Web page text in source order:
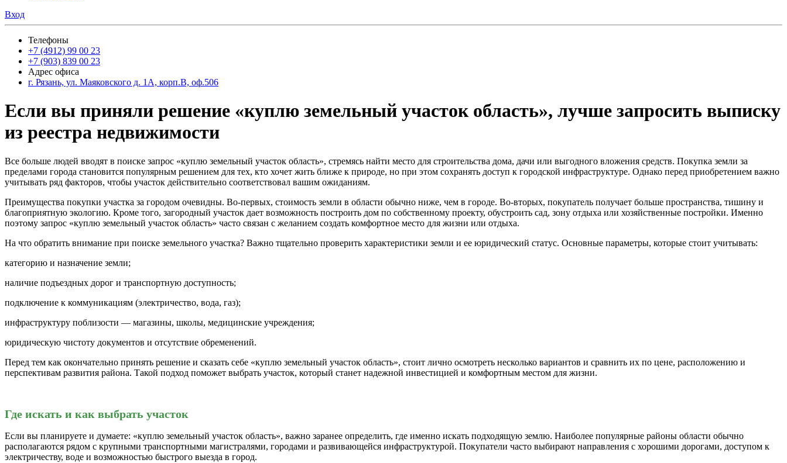
Вход
Телефоны
+7 (4912) 99 00 23
+7 (903) 839 00 23
Адрес офиса
г. Рязань, ул. Маяковского д. 1А, корп.В, оф.506
Если вы приняли решение «куплю земельный участок область», лучше запросить выписку
из реестра недвижимости
Все больше людей вводят в поиске запрос «куплю земельный участок область», стремясь найти место для строительства дома, дачи или выгодного вложения средств. Покупка земли за
пределами города становится популярным решением для тех, кто хочет жить ближе к природе, но при этом сохранять доступ к городской инфраструктуре. Однако перед приобретением важно
учитывать ряд факторов, чтобы участок действительно соответствовал вашим ожиданиям.
Преимущества покупки участка за городом очевидны. Во‑первых, стоимость земли в области обычно ниже, чем в городе. Во‑вторых, покупатель получает больше пространства, тишину и
благоприятную экологию. Кроме того, загородный участок дает возможность построить дом по собственному проекту, обустроить сад, зону отдыха или хозяйственные постройки. Именно
поэтому запрос «куплю земельный участок область» часто связан с желанием создать комфортное место для жизни или отдыха.
На что обратить внимание при поиске земельного участка? Важно тщательно проверить характеристики земли и ее юридический статус. Основные параметры, которые стоит учитывать:
категорию и назначение земли;
наличие подъездных дорог и транспортную доступность;
подключение к коммуникациям (электричество, вода, газ);
инфраструктуру поблизости — магазины, школы, медицинские учреждения;
юридическую чистоту документов и отсутствие обременений.
Перед тем как окончательно принять решение и сказать себе «куплю земельный участок область», стоит лично осмотреть несколько вариантов и сравнить их по цене, расположению и
перспективам развития района. Такой подход поможет выбрать участок, который станет надежной инвестицией и комфортным местом для жизни.
Где искать и как выбрать участок
Если вы планируете и думаете: «куплю земельный участок область», важно заранее определить, где именно искать подходящую землю. Наиболее популярные районы области обычно
располагаются рядом с крупными транспортными магистралями, городами и развивающейся инфраструктурой. Покупатели часто выбирают направления с хорошими дорогами, доступом к
электричеству, воде и возможностью быстрого выезда в город.